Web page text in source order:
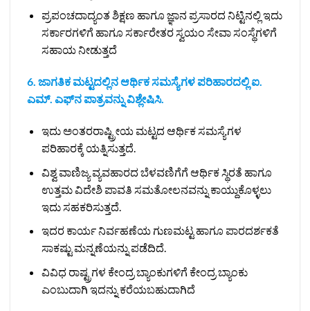
ಪ್ರಪಂಚದಾದ್ಯಂತ ಶಿಕ್ಷಣ ಹಾಗೂ ಜ್ಞಾನ ಪ್ರಸಾರದ ನಿಟ್ಟಿನಲ್ಲಿ ಇದು
ಸರ್ಕಾರಗಳಿಗೆ ಹಾಗೂ ಸರ್ಕಾರೇತರ ಸ್ವಯಂ ಸೇವಾ ಸಂಸ್ಥೆಗಳಿಗೆ
ಸಹಾಯ ನೀಡುತ್ತದೆ
6. ಜಾಗತಿಕ ಮಟ್ಟದಲ್ಲಿನ ಆರ್ಥಿಕ ಸಮಸ್ಯೆಗಳ ಪರಿಹಾರದಲ್ಲಿ ಐ.
ಎಮ್. ಎಫ್‌ನ ಪಾತ್ರವನ್ನು ವಿಶ್ಲೇಷಿಸಿ.
ಇದು ಅಂತರರಾಷ್ಟ್ರೀಯ ಮಟ್ಟದ ಆರ್ಥಿಕ ಸಮಸ್ಯೆಗಳ
ಪರಿಹಾರಕ್ಕೆ ಯತ್ನಿಸುತ್ತದೆ.
ವಿಶ್ವ ವಾಣಿಜ್ಯ ವ್ಯವಹಾರದ ಬೆಳವಣಿಗೆಗೆ ಆರ್ಥಿಕ ಸ್ಥಿರತೆ ಹಾಗೂ
ಉತ್ತಮ ವಿದೇಶಿ ಪಾವತಿ ಸಮತೋಲನವನ್ನು ಕಾಯ್ದುಕೊಳ್ಳಲು
ಇದು ಸಹಕರಿಸುತ್ತದೆ.
ಇದರ ಕಾರ್ಯ ನಿರ್ವಹಣೆಯ ಗುಣಮಟ್ಟ ಹಾಗೂ ಪಾರದರ್ಶಕತೆ
ಸಾಕಷ್ಟು ಮನ್ನಣೆಯನ್ನು ಪಡೆದಿದೆ.
ವಿವಿಧ ರಾಷ್ಟ್ರಗಳ ಕೇಂದ್ರ ಬ್ಯಾಂಕುಗಳಿಗೆ ಕೇಂದ್ರ ಬ್ಯಾಂಕು
ಎಂಬುದಾಗಿ ಇದನ್ನು ಕರೆಯಬಹುದಾಗಿದೆ